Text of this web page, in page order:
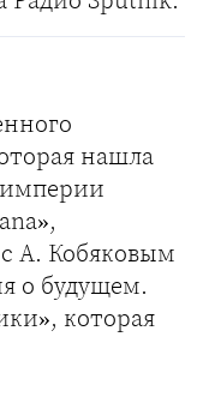
нашла
империи
А. Кобяковым
о будущем.
которая